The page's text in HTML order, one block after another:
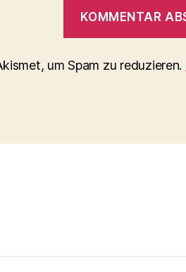
um Spam zu reduzieren.